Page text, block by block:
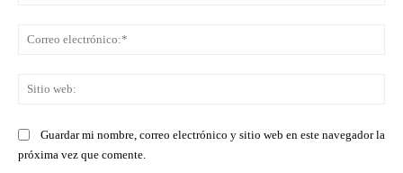
Guardar mi nombre, correo electrónico y sitio web en este navegador la
próxima vez que comente.